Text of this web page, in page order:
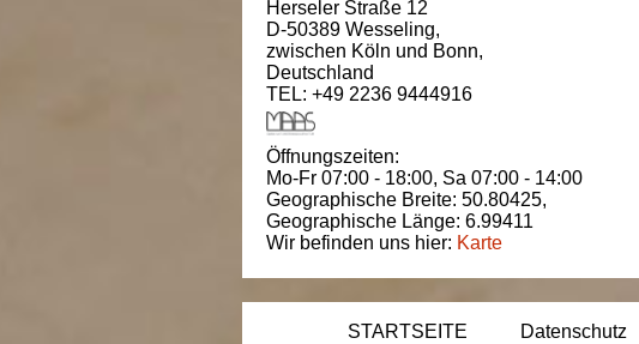
Herseler Straße 12
D-50389 Wesseling,
zwischen Köln und Bonn,
Deutschland
TEL: +49 2236 9444916
Öffnungszeiten:
Mo-Fr 07:00 - 18:00, Sa 07:00 - 14:00
Geographische Breite: 50.80425,
Geographische Länge: 6.99411
Wir befinden uns hier: Karte
STARTSEITE Datenschutz